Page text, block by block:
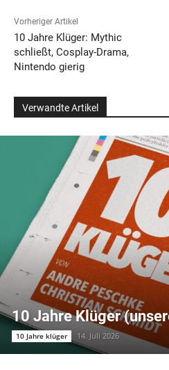
Vorheriger Artikel
10 Jahre Klüger: Mythic
schließt, Cosplay-Drama,
Nintendo gierig
Verwandte Artikel
10 Jahre Klüger
10 Jahre klüger 14. Juli 2026